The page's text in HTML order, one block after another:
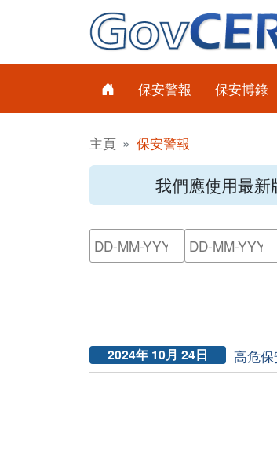
保安警報 保安博錄
主頁 保安警報
我們應使用最新
請輸入搜尋日
2024年 10月 24日 高危